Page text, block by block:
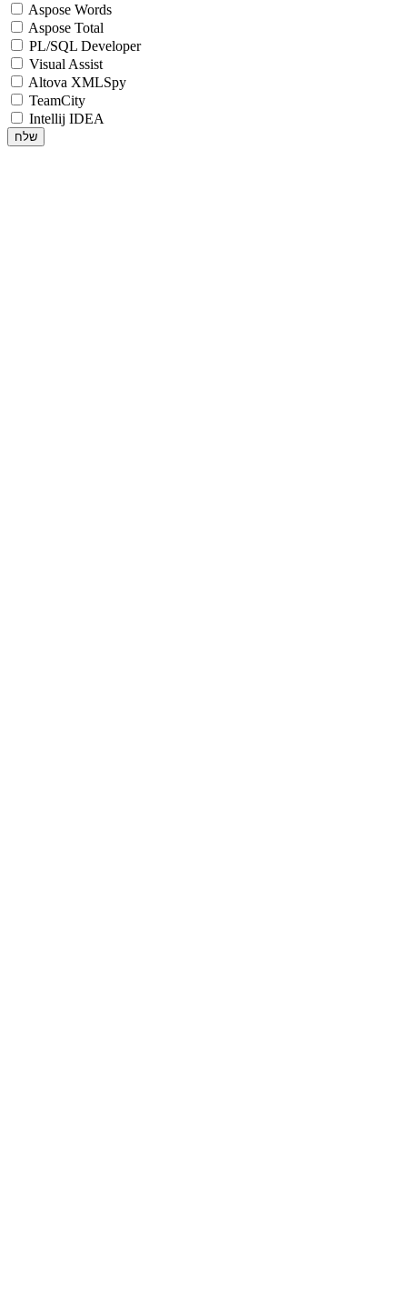
Aspose Words
Aspose Total
PL/SQL Developer
Visual Assist
Altova XMLSpy
TeamCity
Intellij IDEA